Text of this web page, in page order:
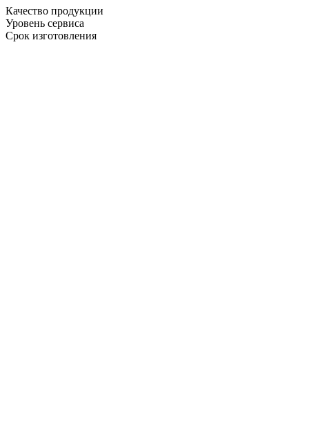
Качество продукции
Уровень сервиса
Срок изготовления